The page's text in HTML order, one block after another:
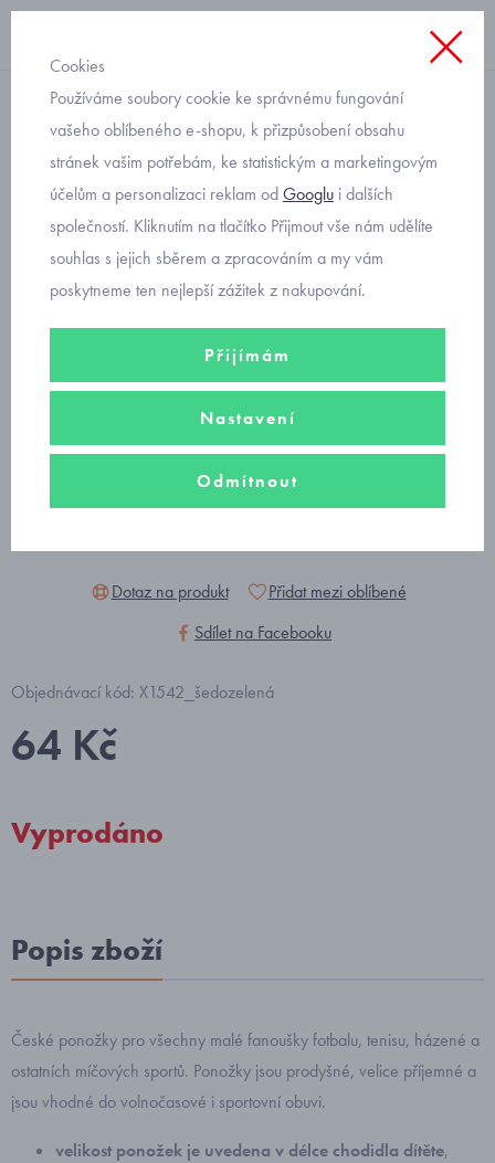
klasické
chlapecké ponožky Trepon
míče
Dotaz na produkt
Přidat mezi oblíbené
Sdílet na Facebooku
Objednávací kód: X1542_šedozelená
64 Kč
Vyprodáno
Popis zboží
České ponožky pro všechny malé fanoušky fotbalu, tenisu, házené a
ostatních míčových sportů. Ponožky jsou prodyšné, velice příjemné a
jsou vhodné do volnočasové i sportovní obuvi.
velikost ponožek je uvedena v délce chodidla dítěte,
Cookies
Používáme soubory cookie ke správnému fungování
vašeho oblíbeného e-shopu, k přizpůsobení obsahu
stránek vašim potřebám, ke statistickým a marketingovým
účelům a personalizaci reklam odGooglu i dalších
společností. Kliknutím na tlačítko Přijmout vše nám udělíte
souhlas s jejich sběrem a zpracováním a my vám
poskytneme ten nejlepší zážitek z nakupování.
Přijímám
Nastavení
Odmítnout